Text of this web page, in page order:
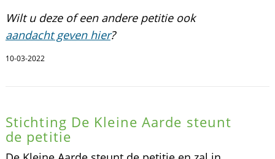
Wilt u deze of een andere petitie ook
aandacht geven hier?
10-03-2022
Stichting De Kleine Aarde steunt
de petitie